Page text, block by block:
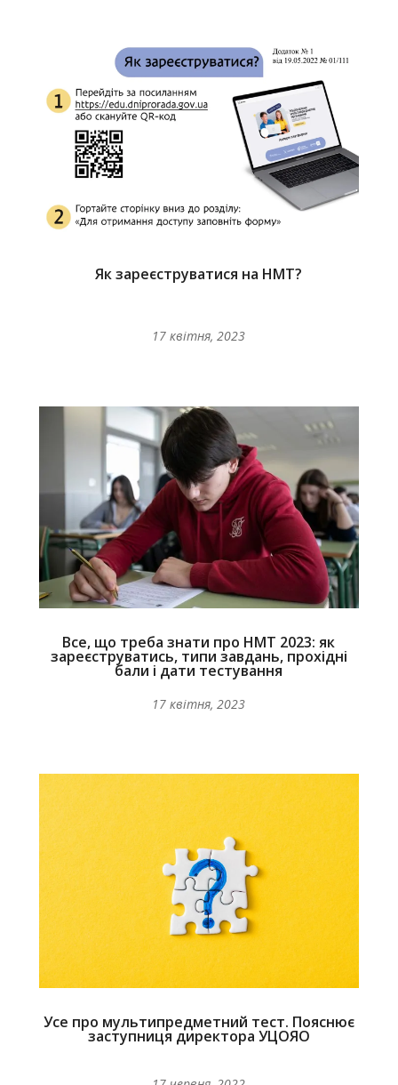
Як зареєструватися на НМТ?
17 квітня, 2023
Все, що треба знати про НМТ 2023: як
зареєструватись, типи завдань, прохідні
бали і дати тестування
17 квітня, 2023
Усе про мультипредметний тест. Пояснює
заступниця директора УЦОЯО